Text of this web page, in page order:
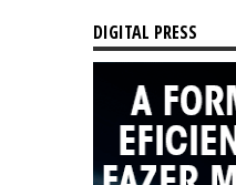
DIGITAL PRESS